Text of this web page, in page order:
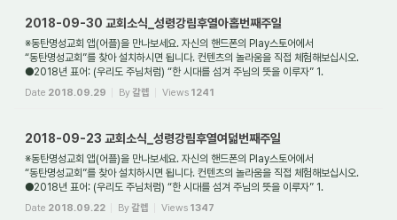
2018-09-30 교회소식_성령강림후열아홉번째주일
※동탄명성교회 앱(어플)을 만나보세요. 자신의 핸드폰의 Play스토어에서
“동탄명성교회”를 찾아 설치하시면 됩니다. 컨텐츠의 놀라움을 직접 체험해보십시오.
●2018년 표어: (우리도 주님처럼) “한 시대를 섬겨 주님의 뜻을 이루자” 1.
Date 2018.09.29 By갈렙 Views 1241
2018-09-23 교회소식_성령강림후열여덟번째주일
※동탄명성교회 앱(어플)을 만나보세요. 자신의 핸드폰의 Play스토어에서
“동탄명성교회”를 찾아 설치하시면 됩니다. 컨텐츠의 놀라움을 직접 체험해보십시오.
●2018년 표어: (우리도 주님처럼) “한 시대를 섬겨 주님의 뜻을 이루자” 1.
Date 2018.09.22 By갈렙 Views 1347